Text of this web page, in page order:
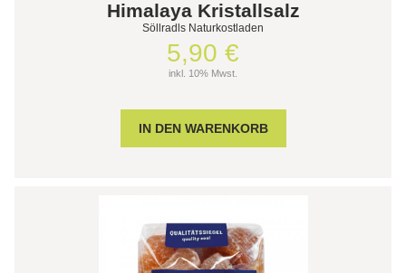
Himalaya Kristallsalz
Söllradls Naturkostladen
5,90 €
inkl. 10% Mwst.